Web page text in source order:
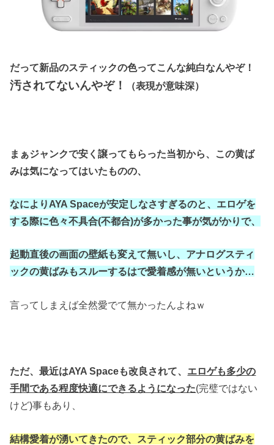
だって新品のスティックの色ってこんな純白なんやぞ！
汚されてないんやぞ！ （表現が意味深）
まぁジャンクで安く譲ってもらった当初から、この黄ば
みは気になってはいたものの、
なによりAYA Spaceが安定しなさすぎるのと、エロゲを
する際に色々不具合(不都合)が多かった事が気がかりで、
起動直後の画面の壁紙も変えて無いし、アナログスティ
ックの黄ばみもスルーするはで愛着感が無いというか…
言ってしまえば全然愛でて無かったんよねｗ
ただ、最近はAYA Spaceも改良されて、 エロゲも多少の
手間である程度快適にできるようになった(完璧ではない
けど)事もあり、
結構愛着が湧いてきたので、スティック部分の黄ばみを